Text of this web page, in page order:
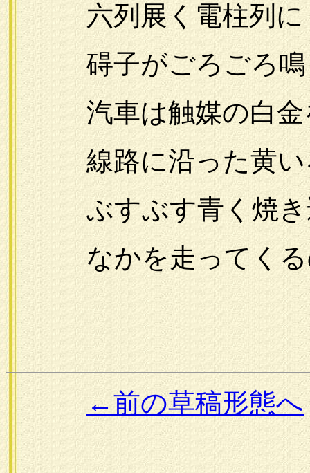
六列展く電柱列に
碍子がごろごろ鳴
汽車は触媒の白金
線路に沿った黄いろ
ぶすぶす青く焼き
なかを走ってくる
←前の草稿形態へ